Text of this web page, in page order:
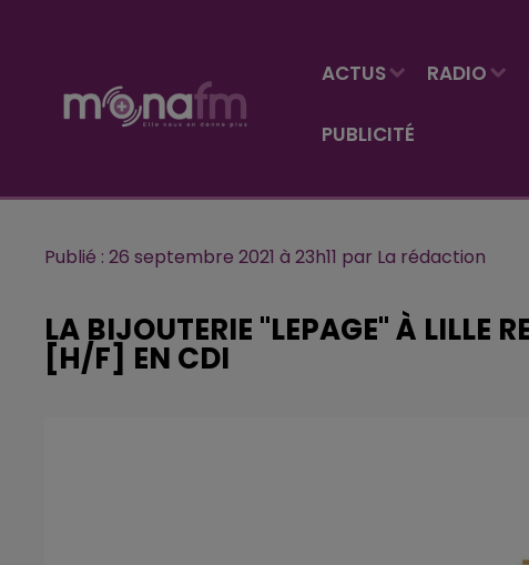
ACTUS RADIO
PUBLICITÉ
Publié : 26 septembre 2021 à 23h11 par La rédaction
LA BIJOUTERIE "LEPAGE" À LILLE
[H/F] EN CDI